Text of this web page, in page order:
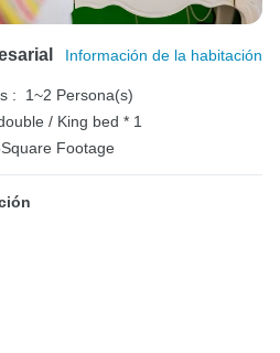
Información de la habitación
:
1~2 Persona(s)
/ King bed * 1
Footage